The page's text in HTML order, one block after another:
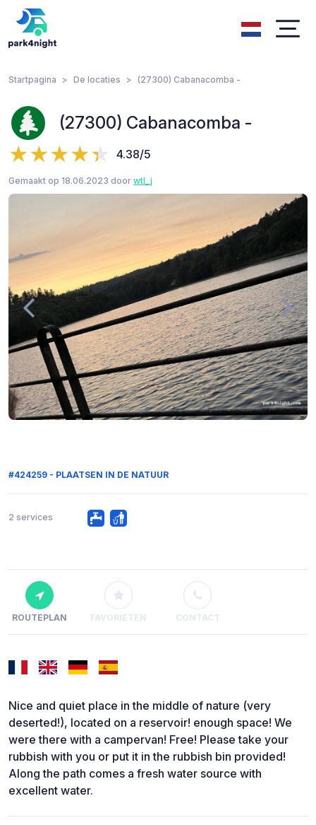
Startpagina De locaties (27300) Cabanacomba -
(27300) Cabanacomba -
4.38/5
Gemaakt op 18.06.2023 door wtl_j
#424259 - PLAATSEN IN DE NATUUR
2 services
ROUTEPLAN FAVORIETEN CONTACT
Nice and quiet place in the middle of nature (very
deserted!), located on a reservoir! enough space! We
were there with a campervan! Free! Please take your
rubbish with you or put it in the rubbish bin provided!
Along the path comes a fresh water source with
excellent water.